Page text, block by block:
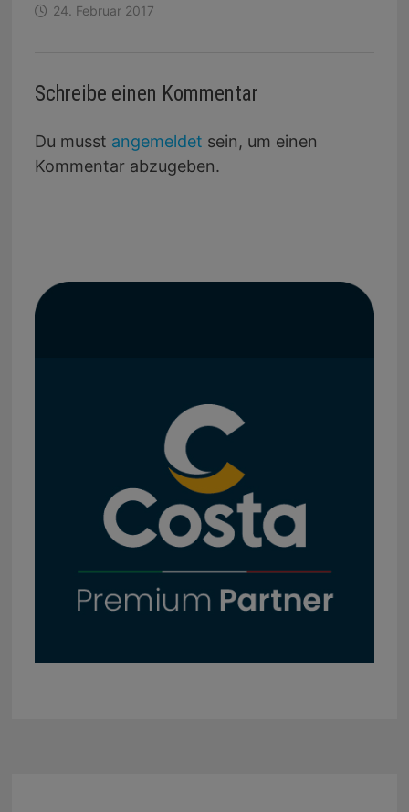
24. Februar 2017
Schreibe einen Kommentar
Du musst angemeldet sein, um einen
Kommentar abzugeben.